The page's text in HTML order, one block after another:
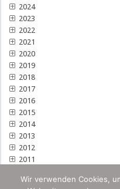
2024
2023
2022
2021
2020
2019
2018
2017
2016
2015
2014
2013
2012
2011
Wir verwenden Cookies,